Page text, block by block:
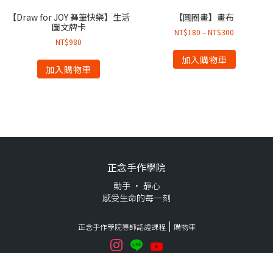
【Draw for JOY 舞筆快樂】生活
圖文牌卡
NT$980
加入購物車
【圓圈畫】畫布
NT$180 –NT$300
加入購物車
正念手作學院
動手 · 靜心
感受生命的每一刻
正念手作學院導師認證課程 購物車